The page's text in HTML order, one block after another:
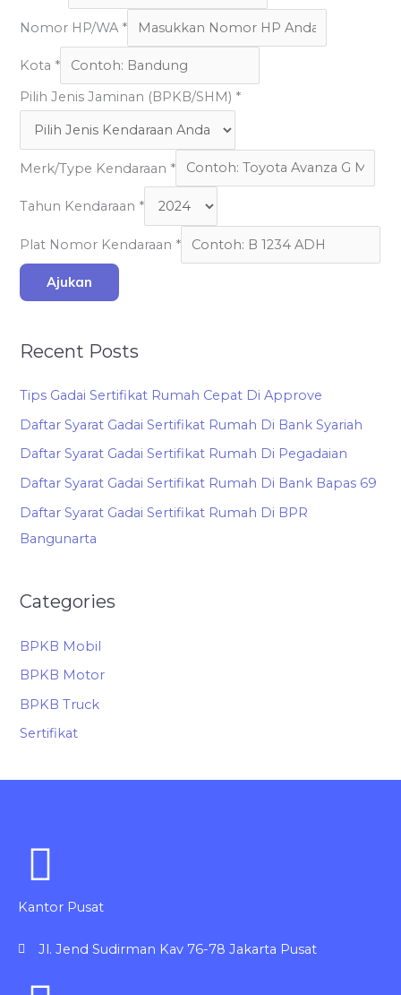
Nomor HP/WA *
Kota *
Pilih Jenis Jaminan (BPKB/SHM) *
Merk/Type Kendaraan *
Tahun Kendaraan *
Plat Nomor Kendaraan *
Ajukan
Recent Posts
Tips Gadai Sertifikat Rumah Cepat Di Approve
Daftar Syarat Gadai Sertifikat Rumah Di Bank Syariah
Daftar Syarat Gadai Sertifikat Rumah Di Pegadaian
Daftar Syarat Gadai Sertifikat Rumah Di Bank Bapas 69
Daftar Syarat Gadai Sertifikat Rumah Di BPR
Bangunarta
Categories
BPKB Mobil
BPKB Motor
BPKB Truck
Sertifikat
Kantor Pusat
Jl. Jend Sudirman Kav 76-78 Jakarta Pusat